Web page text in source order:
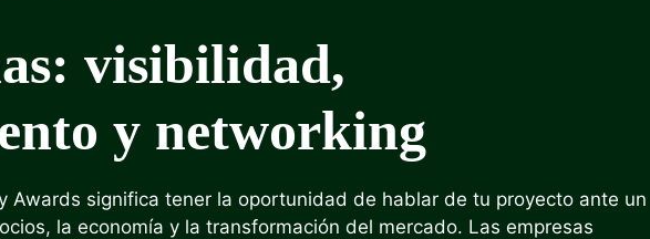
visibilidad,
y networking
Awards significa tener la oportunidad de hablar de tu proyecto ante un
la economía y la transformación del mercado. Las empresas